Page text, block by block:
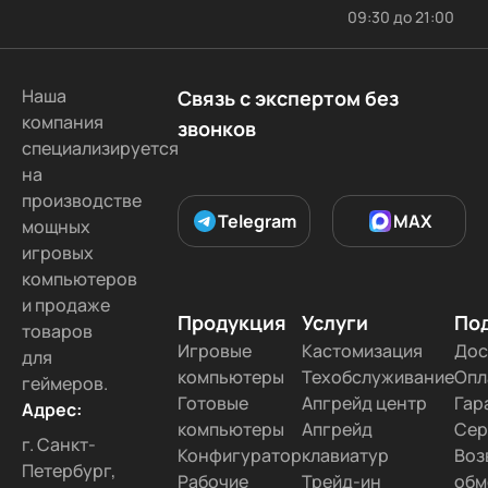
09:30 до 21:00
Наша
компания
специализируется
на
производстве
мощных
игровых
компьютеров
и продаже
товаров
для
геймеров.
Адрес:
г. Санкт-
Петербург,
Связь с экспертом без
звонков
Telegram MAX
Продукция
Игровые
компьютеры
Готовые
компьютеры
Конфигуратор
Рабочие
Услуги
Кастомизация
Техобслуживание
Апгрейд центр
Апгрейд
клавиатур
Трейд-ин